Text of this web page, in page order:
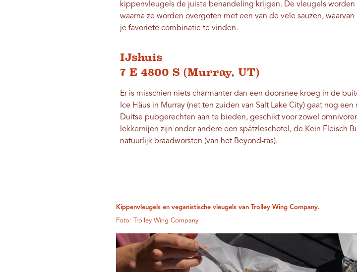
kippenvleugels de juiste behandeling krijgen. De vleugels
waarna ze worden overgoten met een van de vele sauzen,
je favoriete combinatie te vinden.
IJshuis
7 E 4800 S (Murray, UT)
Er is misschien niets charmanter dan een doorsnee kroeg in de
Ice Häus in Murray (net ten zuiden van Salt Lake City) gaat nog
Duitse pubgerechten aan te bieden, geschikt voor zowel
lekkernijen zijn onder andere een spätzleschotel, de Kein Fleisch
natuurlijk braadworsten (van het Beyond-ras).
Kippenvleugels en veganistische vleugels van Trolley Wing Company.
Foto: Trolley Wing Company